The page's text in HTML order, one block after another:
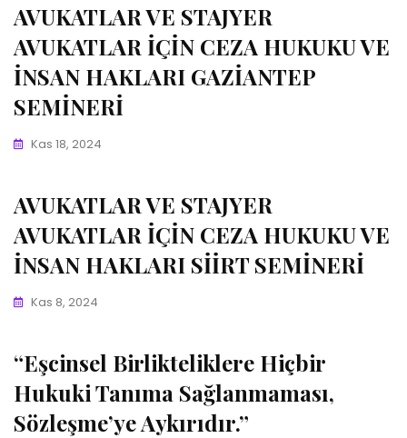
AVUKATLAR VE STAJYER
AVUKATLAR İÇİN CEZA HUKUKU VE
İNSAN HAKLARI GAZİANTEP
SEMİNERİ
Kas 18, 2024
AVUKATLAR VE STAJYER
AVUKATLAR İÇİN CEZA HUKUKU VE
İNSAN HAKLARI SİİRT SEMİNERİ
Kas 8, 2024
“Eşcinsel Birlikteliklere Hiçbir
Hukuki Tanıma Sağlanmaması,
Sözleşme’ye Aykırıdır.”